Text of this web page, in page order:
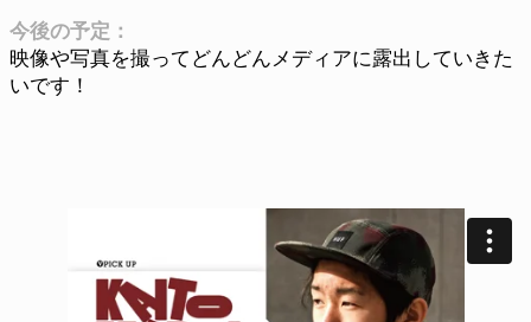
今後の予定：
映像や写真を撮ってどんどんメディアに露出していきた
いです！